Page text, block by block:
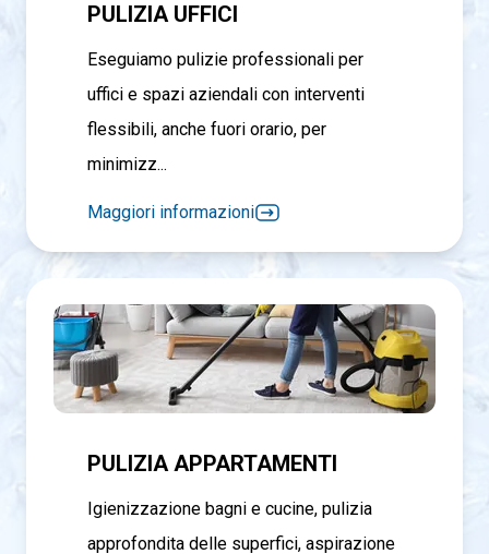
PULIZIA UFFICI
Eseguiamo pulizie professionali per
uffici e spazi aziendali con interventi
flessibili, anche fuori orario, per
minimizz...
Maggiori informazioni
PULIZIA APPARTAMENTI
Igienizzazione bagni e cucine, pulizia
approfondita delle superfici, aspirazione